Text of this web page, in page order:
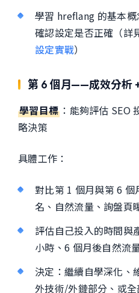
學習 hreflang 的基本概
確認設定是否正確（詳
設定實戰）
第 6 個月——成效分析
學習目標 ：能夠評估 SEO
略決策
具體工作：
對比第 1 個月與第 6 個
名、自然流量、詢盤頁
評估自己投入的時間與
小時、6 個月後自然流
決定：繼續自學深化、
外技術/外鏈部分、或